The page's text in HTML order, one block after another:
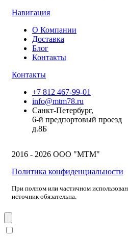
Навигация
О Компании
Доставка
Блог
Контакты
Контакты
+7 812 467-99-01
info@mtm78.ru
Санкт-Петербург,
6-й предпортовый проезд
д.8Б
2016 - 2026 ООО "МТМ"
Политика конфиденциальности
При полном или частичном
источник обязательна.